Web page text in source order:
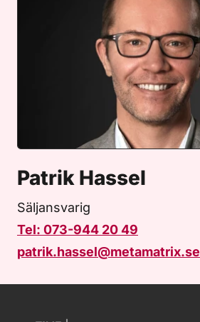
Patrik Hassel
Säljansvarig
Tel: 073-944 20 49
patrik.hassel@metamatrix.se